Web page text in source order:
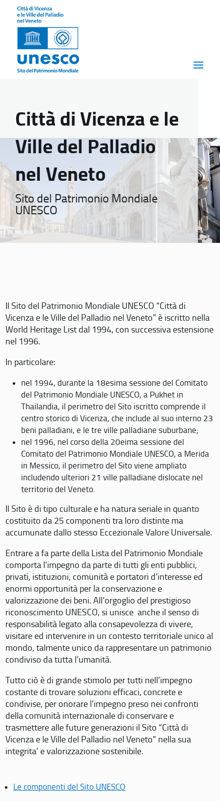
Città di Vicenza e le
Ville del Palladio
nel Veneto
Sito del Patrimonio Mondiale
UNESCO
Il Sito del Patrimonio Mondiale UNESCO “Città di
Vicenza e le Ville del Palladio nel Veneto” è iscritto nella
World Heritage List dal 1994, con successiva estensione
nel 1996.
In particolare:
nel 1994, durante la 18esima sessione del Comitato
del Patrimonio Mondiale UNESCO, a Pukhet in
Thailandia, il perimetro del Sito iscritto comprende il
centro storico di Vicenza, che include al suo interno 23
beni palladiani, e le tre ville palladiane suburbane;
nel 1996, nel corso della 20eima sessione del
Comitato del Patrimonio Mondiale UNESCO, a Merida
in Messico, il perimetro del Sito viene ampliato
includendo ulteriori 21 ville palladiane dislocate nel
territorio del Veneto.
Il Sito è di tipo culturale e ha natura seriale in quanto
costituito da 25 componenti tra loro distinte ma
accumunate dallo stesso Eccezionale Valore Universale.
Entrare a fa parte della Lista del Patrimonio Mondiale
comporta l’impegno da parte di tutti gli enti pubblici,
privati, istituzioni, comunità e portatori d’interesse ed
enormi opportunità per la conservazione e
valorizzazione dei beni. All’orgoglio del prestigioso
riconoscimento UNESCO, si unisce anche il senso di
responsabilità legato alla consapevolezza di vivere,
visitare ed intervenire in un contesto territoriale unico al
mondo, talmente unico da rappresentare un patrimonio
condiviso da tutta l’umanità.
Tutto ciò è di grande stimolo per tutti nell’impegno
costante di trovare soluzioni efficaci, concrete e
condivise, per onorare l’impegno preso nei confronti
della comunità internazionale di conservare e
trasmettere alle future generazioni il Sito “Città di
Vicenza e le Ville del Palladio nel Veneto” nella sua
integrita’ e valorizzazione sostenibile.
Le componenti del Sito UNESCO